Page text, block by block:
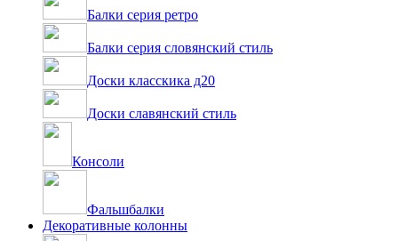
Балки серия ретро
Балки серия словянский стиль
Доски класскика д20
Доски славянский стиль
Консоли
Фальшбалки
Декоративные колонны